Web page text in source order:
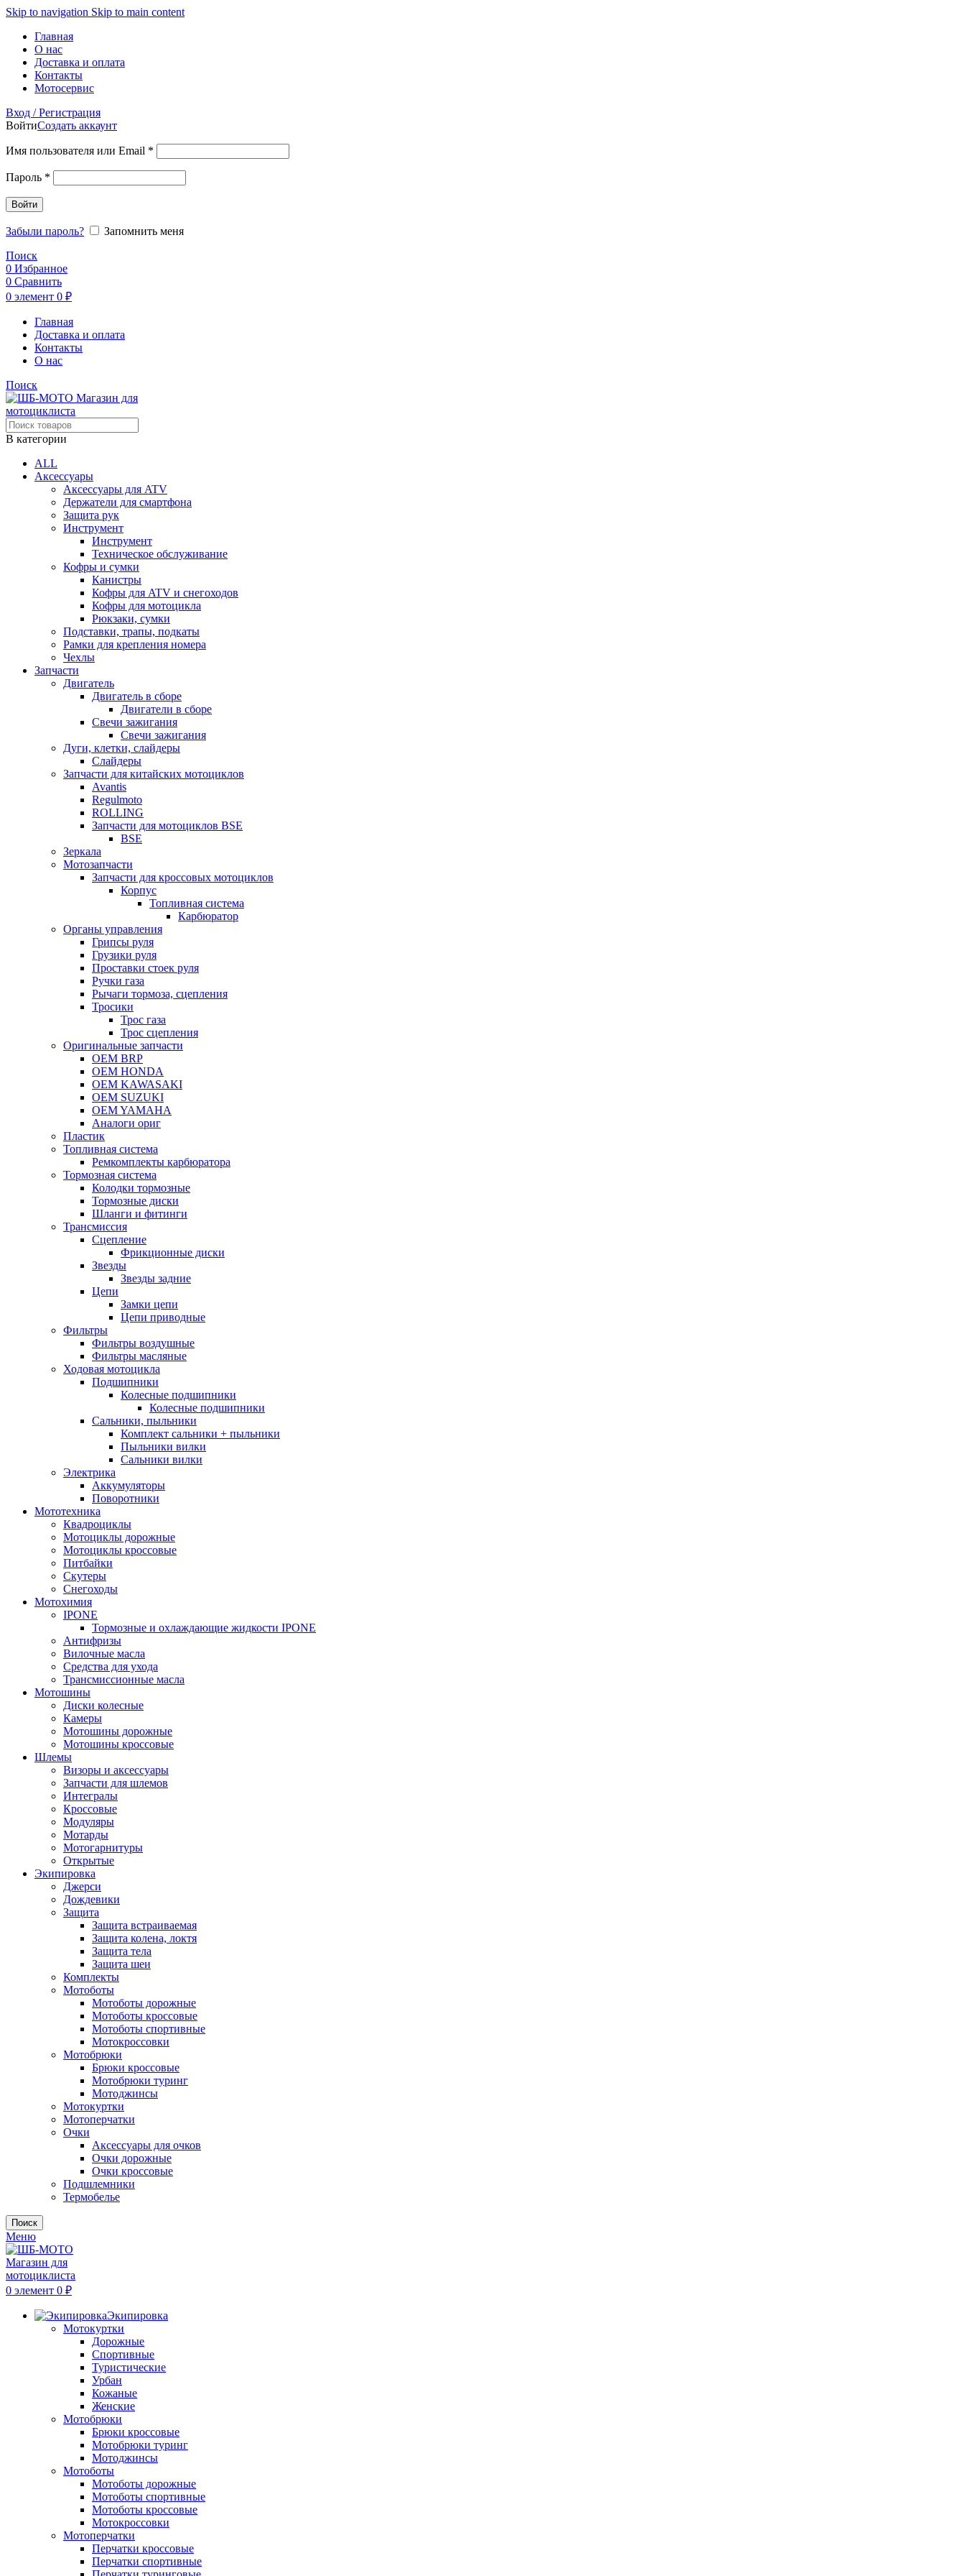
Skip to navigation Skip to main content
Главная
О нас
Доставка и оплата
Контакты
Мотосервис
Вход / Регистрация
ВойтиСоздать аккаунт
Имя пользователя или Email *
Пароль *
Войти
Забыли пароль?
Запомнить меня
Поиск
0 Избранное
0 Сравнить
0 элемент 0 ₽
Главная
Доставка и оплата
Контакты
О нас
Поиск
В категории
ALL
Аксессуары
Аксессуары для ATV
Держатели для смартфона
Защита рук
Инструмент
Инструмент
Техническое обслуживание
Кофры и сумки
Канистры
Кофры для ATV и снегоходов
Кофры для мотоцикла
Рюкзаки, сумки
Подставки, трапы, подкаты
Рамки для крепления номера
Чехлы
Запчасти
Двигатель
Двигатель в сборе
Двигатели в сборе
Свечи зажигания
Свечи зажигания
Дуги, клетки, слайдеры
Слайдеры
Запчасти для китайских мотоциклов
Avantis
Regulmoto
ROLLING
Запчасти для мотоциклов BSE
BSE
Зеркала
Мотозапчасти
Запчасти для кроссовых мотоциклов
Корпус
Топливная система
Карбюратор
Органы управления
Грипсы руля
Грузики руля
Проставки стоек руля
Ручки газа
Рычаги тормоза, сцепления
Тросики
Трос газа
Трос сцепления
Оригинальные запчасти
OEM BRP
OEM HONDA
OEM KAWASAKI
OEM SUZUKI
OEM YAMAHA
Аналоги ориг
Пластик
Топливная система
Ремкомплекты карбюратора
Тормозная система
Колодки тормозные
Тормозные диски
Шланги и фитинги
Трансмиссия
Cцепление
Фрикционные диски
Звезды
Звезды задние
Цепи
Замки цепи
Цепи приводные
Фильтры
Фильтры воздушные
Фильтры масляные
Ходовая мотоцикла
Подшипники
Колесные подшипники
Колесные подшипники
Сальники, пыльники
Комплект сальники + пыльники
Пыльники вилки
Сальники вилки
Электрика
Аккумуляторы
Поворотники
Мототехника
Квадроциклы
Мотоциклы дорожные
Мотоциклы кроссовые
Питбайки
Скутеры
Снегоходы
Мотохимия
IPONE
Тормозные и охлаждающие жидкости IPONE
Антифризы
Вилочные масла
Средства для ухода
Трансмиссионные масла
Мотошины
Диски колесные
Камеры
Мотошины дорожные
Мотошины кроссовые
Шлемы
Визоры и аксессуары
Запчасти для шлемов
Интегралы
Кроссовые
Модуляры
Мотарды
Мотогарнитуры
Открытые
Экипировка
Джерси
Дождевики
Защита
Защита встраиваемая
Защита колена, локтя
Защита тела
Защита шеи
Комплекты
Мотоботы
Мотоботы дорожные
Мотоботы кроссовые
Мотоботы спортивные
Мотокроссовки
Мотобрюки
Брюки кроссовые
Мотобрюки туринг
Мотоджинсы
Мотокуртки
Мотоперчатки
Очки
Аксессуары для очков
Очки дорожные
Очки кроссовые
Подшлемники
Термобелье
Поиск
Меню
0 элемент 0 ₽
Экипировка
Мотокуртки
Дорожные
Спортивные
Туристические
Урбан
Кожаные
Женские
Мотобрюки
Брюки кроссовые
Мотобрюки туринг
Мотоджинсы
Мотоботы
Мотоботы дорожные
Мотоботы спортивные
Мотоботы кроссовые
Мотокроссовки
Мотоперчатки
Перчатки кроссовые
Перчатки спортивные